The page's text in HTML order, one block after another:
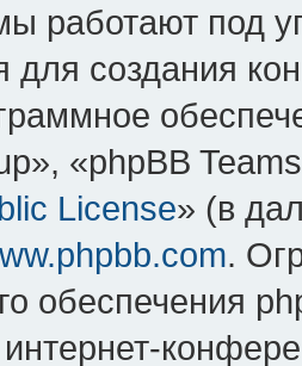
работают под
для создания
«phpBB
License» (в
.
обеспечения